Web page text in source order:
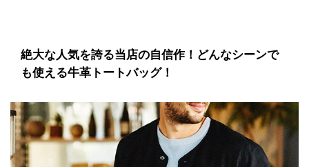
絶大な人気を誇る当店の自信作！どんなシーンで
も使える牛革トートバッグ！